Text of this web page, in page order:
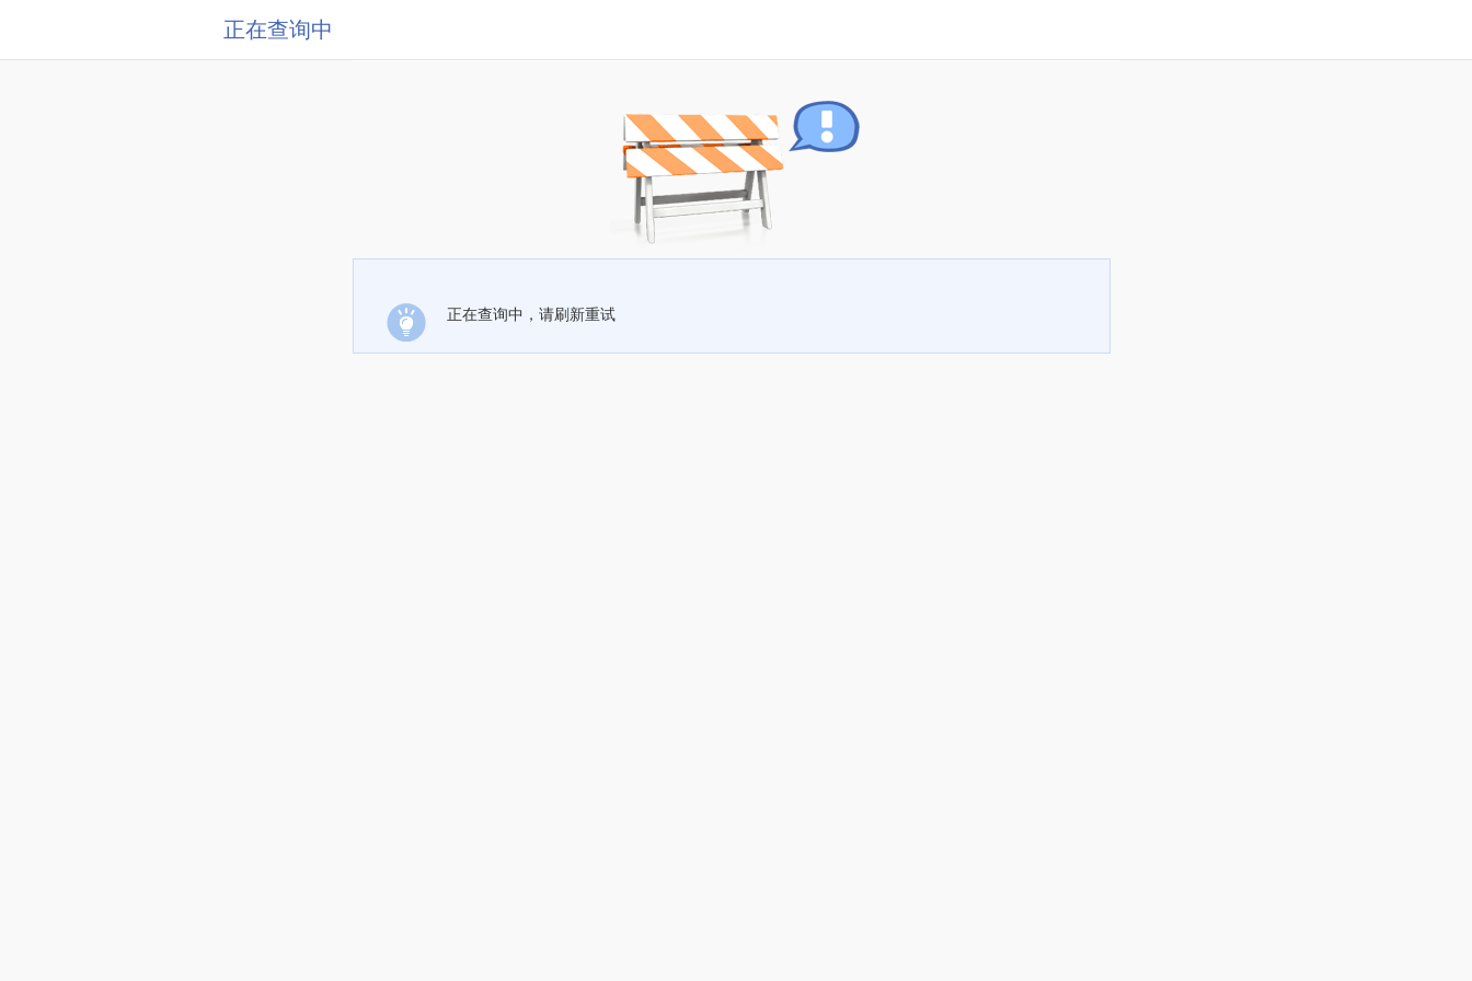
正在查询中
正在查询中，请刷新重试